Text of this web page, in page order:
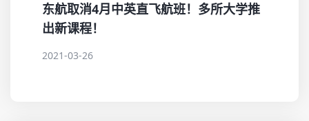
东航取消4月中英直飞航班！多所大学推
出新课程！
2021-03-26